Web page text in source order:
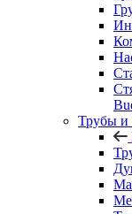
Трубы и